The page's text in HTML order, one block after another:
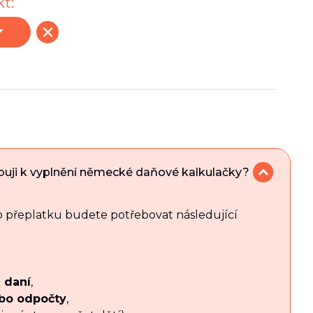
k vyplnění německé daňové kalkulačky?
přeplatku budete potřebovat následující
daní,
odpočty,